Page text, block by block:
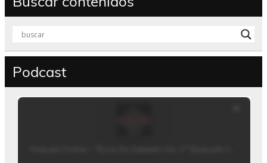
Podcast